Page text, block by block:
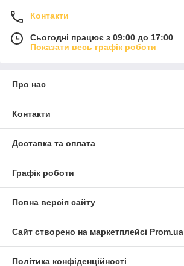
Контакти
Сьогодні працює з 09:00 до 17:00
Показати весь графік роботи
Про нас
Контакти
Доставка та оплата
Графік роботи
Повна версія сайту
Сайт створено на маркетплейсі Prom.ua
Політика конфіденційності